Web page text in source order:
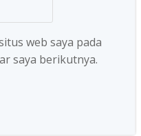
web saya pada
saya berikutnya.